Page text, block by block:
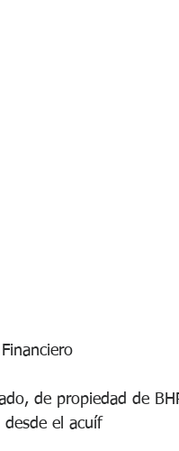
de propiedad de
desde el acuíf